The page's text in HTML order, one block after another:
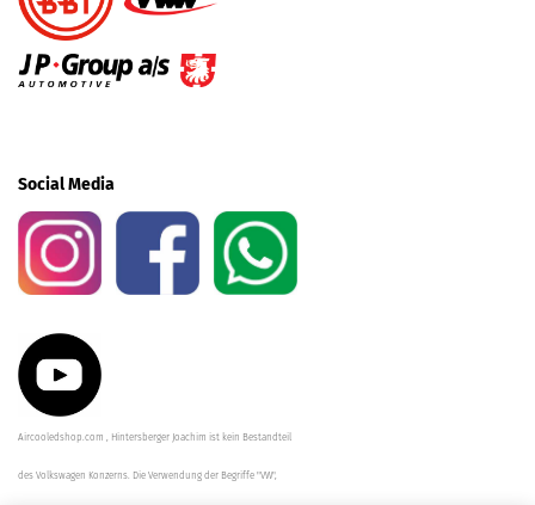
Social Media
Aircooledshop.com , Hintersberger Joachim ist kein Bestandteil
des Volkswagen Konzerns. Die Verwendung der Begriffe "VW",